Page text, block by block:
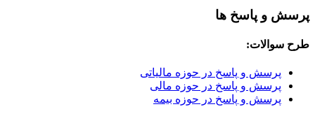
پرسش و پاسخ ها
طرح سوالات:
پرسش و پاسخ در حوزه مالیاتی
پرسش و پاسخ در حوزه مالی
پرسش و پاسخ در حوزه بیمه